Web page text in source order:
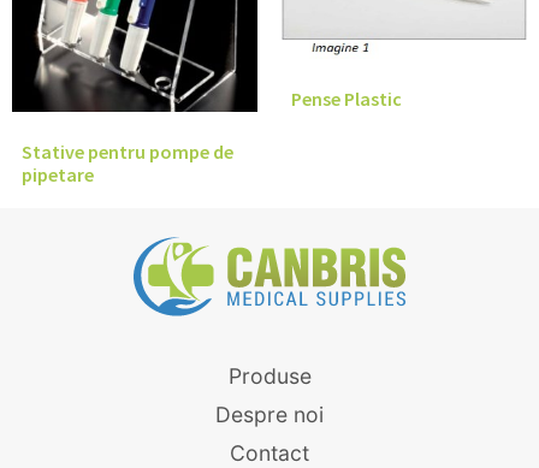
Stative pentru pompe de
pipetare
Pense Plastic
Produse
Despre noi
Contact